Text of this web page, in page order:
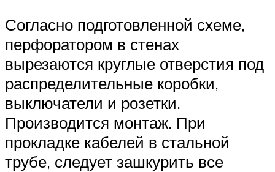
Согласно подготовленной схеме,
перфоратором в стенах
вырезаются круглые отверстия под
распределительные коробки,
выключатели и розетки.
Производится монтаж. При
прокладке кабелей в стальной
трубе, следует зашкурить все